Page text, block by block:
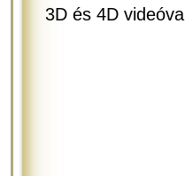
3D és 4D